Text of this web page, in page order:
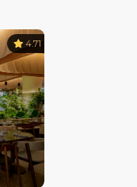
4.71